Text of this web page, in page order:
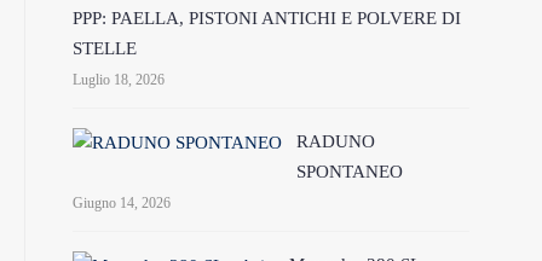
PPP: PAELLA, PISTONI ANTICHI E POLVERE DI
STELLE
Luglio 18, 2026
RADUNO
SPONTANEO
Giugno 14, 2026